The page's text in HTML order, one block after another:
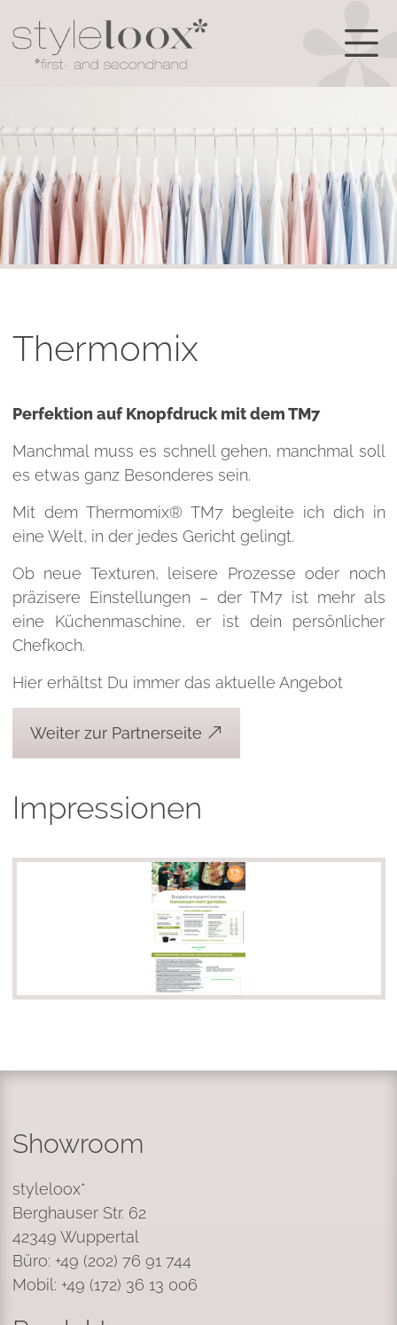
Thermomix
Perfektion auf Knopfdruck mit dem TM7
Manchmal muss es schnell gehen, manchmal soll
es etwas ganz Besonderes sein.
Mit dem Thermomix® TM7 begleite ich dich in
eine Welt, in der jedes Gericht gelingt.
Ob neue Texturen, leisere Prozesse oder noch
präzisere Einstellungen – der TM7 ist mehr als
eine Küchenmaschine, er ist dein persönlicher
Chefkoch.
Hier erhältst Du immer das aktuelle Angebot
Weiter zur Partnerseite
Impressionen
Showroom
styleloox*
Berghauser Str. 62
42349 Wuppertal
Büro: +49 (202) 76 91 744
Mobil: +49 (172) 36 13 006